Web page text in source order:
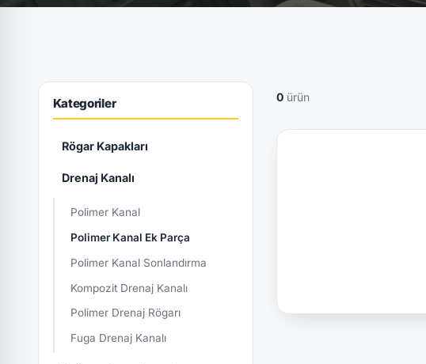
Kategoriler
Rögar Kapakları
Drenaj Kanalı
Polimer Kanal
Polimer Kanal Ek Parça
Polimer Kanal Sonlandırma
Kompozit Drenaj Kanalı
Polimer Drenaj Rögarı
Fuga Drenaj Kanalı
0ürün